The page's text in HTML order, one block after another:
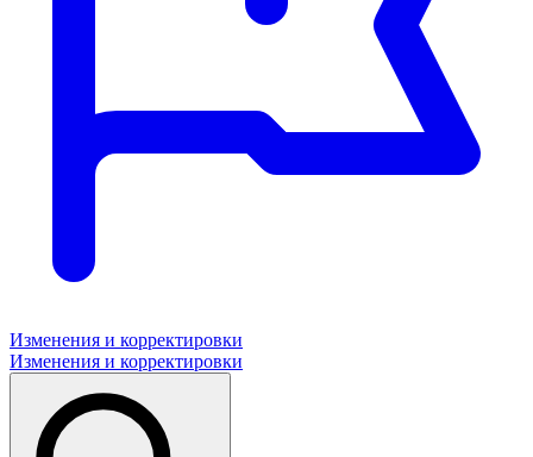
Изменения и корректировки
Изменения и корректировки